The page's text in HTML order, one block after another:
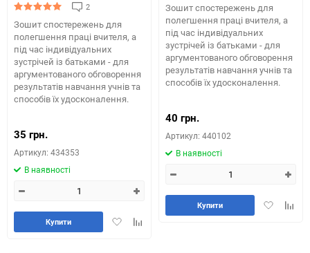
2
Зошит спостережень для
полегшення праці вчителя, а
під час індивідуальних
зустрічей із батьками - для
аргументованого обговорення
результатів навчання учнів та
способів їх удосконалення.
35 грн.
Артикул: 434353
В наявності
ДодатиДодайте
Купити
Зошит спостережень для
полегшення праці вчителя, а
під час індивідуальних
зустрічей із батьками - для
аргументованого обговорення
результатів навчання учнів та
способів їх удосконалення.
40 грн.
Артикул: 440102
В наявності
Додати
Купити